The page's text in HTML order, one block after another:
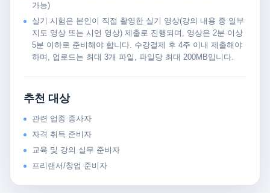
가능)
실기 시험은 본인이 직접 촬영한 실기 영상(강의 내용 중 일부
지도 영상 또는 시연 영상) 제출로 진행되며, 영상은 2분 이상
5분 이하로 준비해야 합니다. 수강결제 후 4주 이내 제출해야
하며, 업로드는 최대 3개 파일, 파일당 최대 200MB입니다.
추천 대상
관련 업종 종사자
자격 취득 준비자
교육 및 강의 실무 준비자
프리랜서/창업 준비자